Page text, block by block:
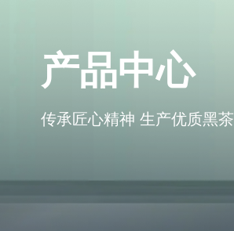
产品中心
传承匠心精神 生产优质黑茶